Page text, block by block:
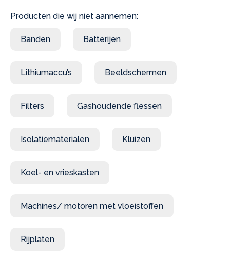
Producten die wij niet aannemen:
Banden Batterijen
Lithiumaccu’s Beeldschermen
Filters Gashoudende flessen
Isolatiematerialen Kluizen
Koel- en vrieskasten
Machines/ motoren met vloeistoffen
Rijplaten